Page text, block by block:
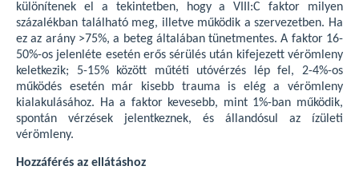
különítenek el a tekintetben, hogy a VIII:C faktor milyen
százalékban található meg, illetve működik a szervezetben. Ha
ez az arány >75%, a beteg általában tünetmentes. A faktor 16-
50%-os jelenléte esetén erős sérülés után kifejezett vérömleny
keletkezik; 5-15% között műtéti utóvérzés lép fel, 2-4%-os
működés esetén már kisebb trauma is elég a vérömleny
kialakulásához. Ha a faktor kevesebb, mint 1%-ban működik,
spontán vérzések jelentkeznek, és állandósul az ízületi
vérömleny.
Hozzáférés az ellátáshoz